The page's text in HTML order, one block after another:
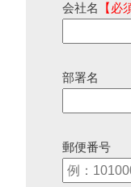
会社名 【必
部署名
郵便番号